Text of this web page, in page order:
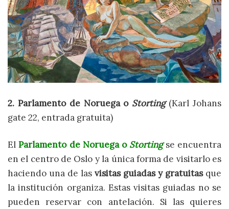
2. Parlamento de Noruega o Storting (Karl Johans
gate 22, entrada gratuita)
ElParlamento de Noruega o Stortingse encuentra
en el centro de Oslo y la única forma de visitarlo es
haciendo una de las visitas guiadas y gratuitasque
la institución organiza. Estas visitas guiadas no se
pueden reservar con antelación. Si las quieres